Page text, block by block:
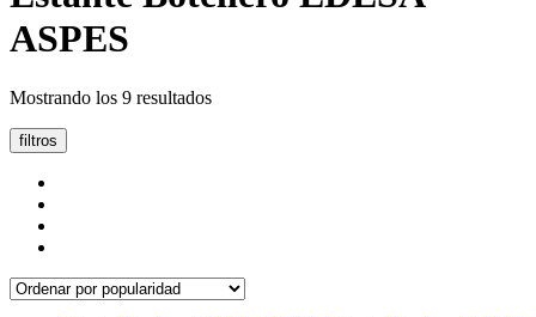
ASPES
Mostrando los 9 resultadosOrdenado
filtros